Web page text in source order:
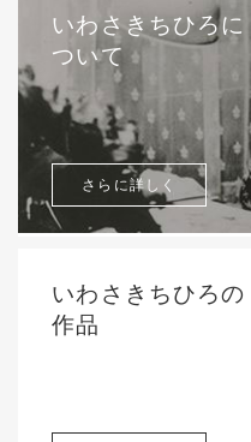
いわさきちひろに
ついて
さらに詳しく
いわさきちひろの
作品